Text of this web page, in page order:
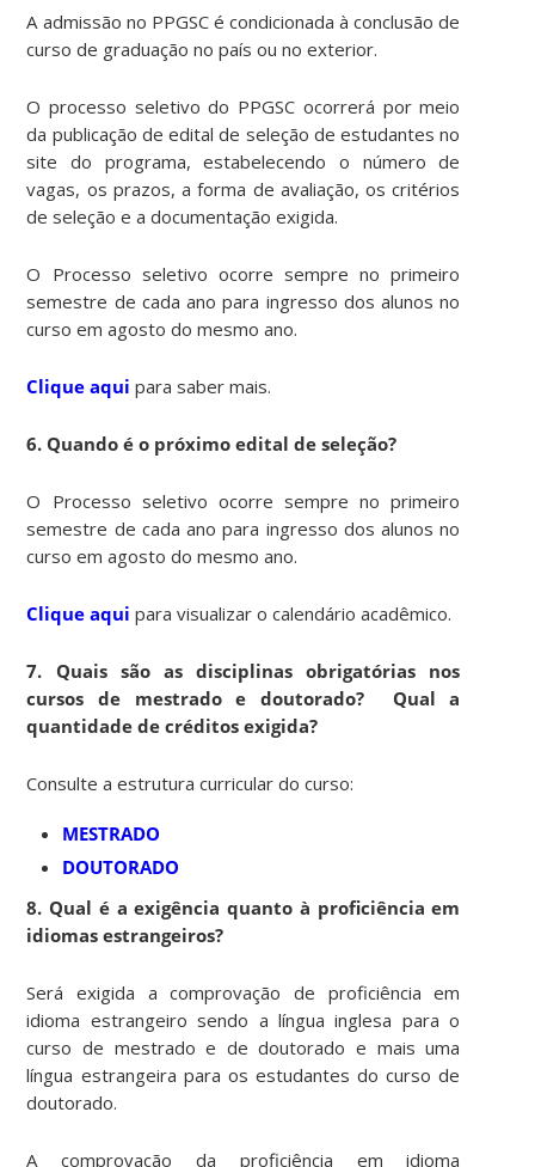
A admissão no PPGSC é condicionada à conclusão de
curso de graduação no país ou no exterior.
O processo seletivo do PPGSC ocorrerá por meio
da publicação de edital de seleção de estudantes no
site do programa, estabelecendo o número de
vagas, os prazos, a forma de avaliação, os critérios
de seleção e a documentação exigida.
O Processo seletivo ocorre sempre no primeiro
semestre de cada ano para ingresso dos alunos no
curso em agosto do mesmo ano.
Clique aqui para saber mais.
6. Quando é o próximo edital de seleção?
O Processo seletivo ocorre sempre no primeiro
semestre de cada ano para ingresso dos alunos no
curso em agosto do mesmo ano.
Clique aqui para visualizar o calendário acadêmico.
7. Quais são as disciplinas obrigatórias nos
cursos de mestrado e doutorado? Qual a
quantidade de créditos exigida?
Consulte a estrutura curricular do curso:
MESTRADO
DOUTORADO
8. Qual é a exigência quanto à proficiência em
idiomas estrangeiros?
Será exigida a comprovação de proficiência em
idioma estrangeiro sendo a língua inglesa para o
curso de mestrado e de doutorado e mais uma
língua estrangeira para os estudantes do curso de
doutorado.
A comprovação da proficiência em idioma